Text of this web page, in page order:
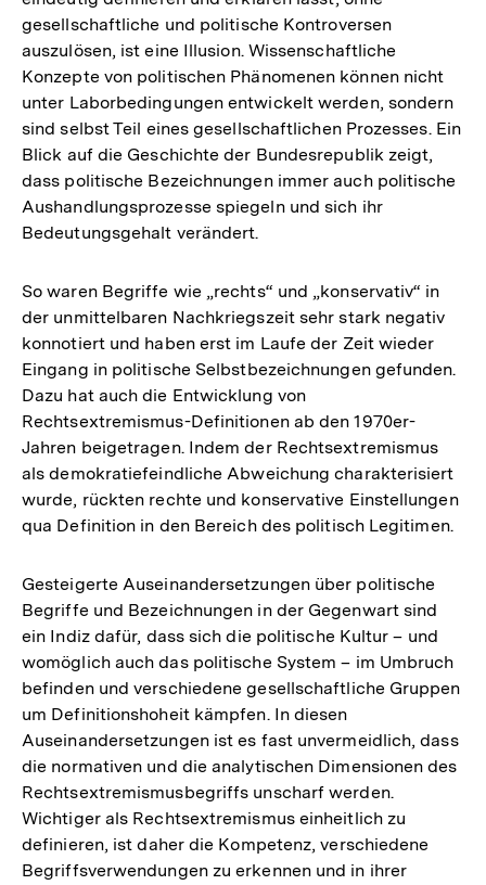
gesellschaftliche und politische Kontroversen
auszulösen, ist eine Illusion. Wissenschaftliche
Konzepte von politischen Phänomenen können nicht
unter Laborbedingungen entwickelt werden, sondern
sind selbst Teil eines gesellschaftlichen Prozesses. Ein
Blick auf die Geschichte der Bundesrepublik zeigt,
dass politische Bezeichnungen immer auch politische
Aushandlungsprozesse spiegeln und sich ihr
Bedeutungsgehalt verändert.
So waren Begriffe wie „rechts“ und „konservativ“ in
der unmittelbaren Nachkriegszeit sehr stark negativ
konnotiert und haben erst im Laufe der Zeit wieder
Eingang in politische Selbstbezeichnungen gefunden.
Dazu hat auch die Entwicklung von
Rechtsextremismus-Definitionen ab den 1970er-
Jahren beigetragen. Indem der Rechtsextremismus
als demokratiefeindliche Abweichung charakterisiert
wurde, rückten rechte und konservative Einstellungen
qua Definition in den Bereich des politisch Legitimen.
Gesteigerte Auseinandersetzungen über politische
Begriffe und Bezeichnungen in der Gegenwart sind
ein Indiz dafür, dass sich die politische Kultur – und
womöglich auch das politische System – im Umbruch
befinden und verschiedene gesellschaftliche Gruppen
um Definitionshoheit kämpfen. In diesen
Auseinandersetzungen ist es fast unvermeidlich, dass
die normativen und die analytischen Dimensionen des
Rechtsextremismusbegriffs unscharf werden.
Wichtiger als Rechtsextremismus einheitlich zu
definieren, ist daher die Kompetenz, verschiedene
Begriffsverwendungen zu erkennen und in ihrer